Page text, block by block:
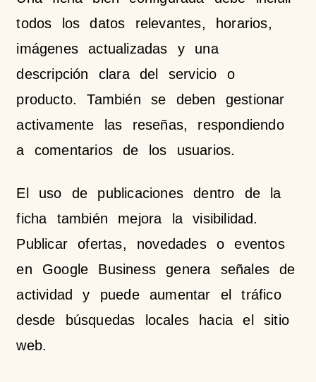
todos los datos relevantes, horarios,
imágenes actualizadas y una
descripción clara del servicio o
producto. También se deben gestionar
activamente las reseñas, respondiendo
a comentarios de los usuarios.
El uso de publicaciones dentro de la
ficha también mejora la visibilidad.
Publicar ofertas, novedades o eventos
en Google Business genera señales de
actividad y puede aumentar el tráfico
desde búsquedas locales hacia el sitio
web.